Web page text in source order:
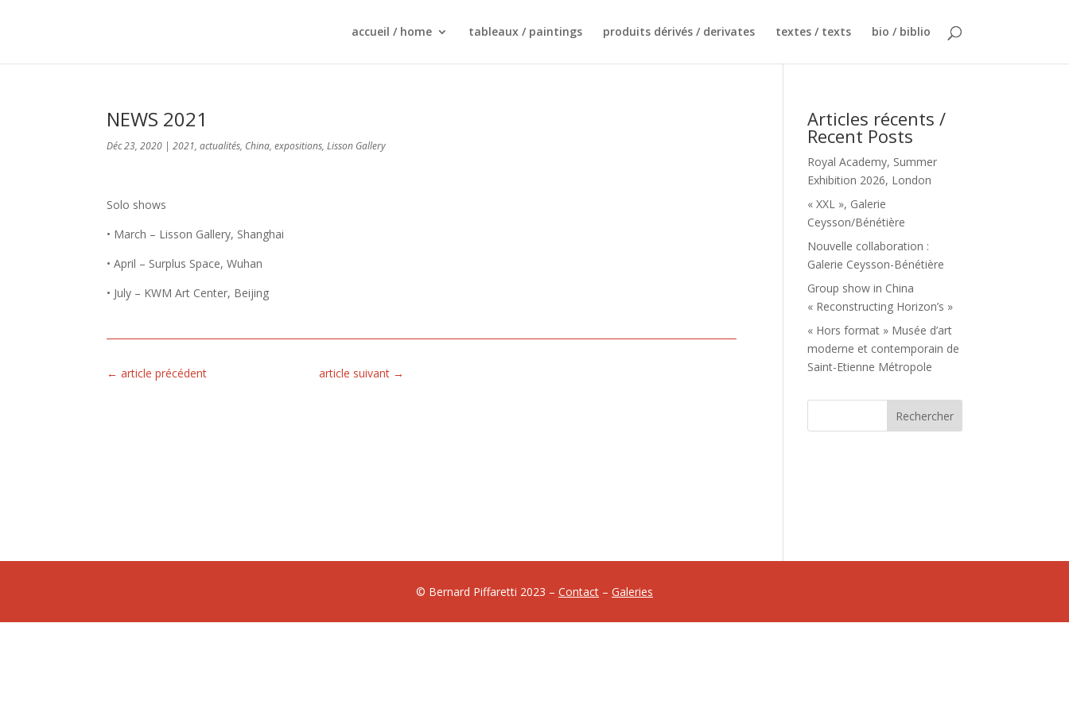
accueil / home tableaux / paintings produits dérivés / derivates textes / texts bio / biblio
NEWS 2021
Déc 23, 2020 |2021,actualités, China,expositions,Lisson Gallery
Solo shows
• March – Lisson Gallery, Shanghai
• April – Surplus Space, Wuhan
• July – KWM Art Center, Beijing
←article précédent article suivant →
Articles récents /
Recent Posts
Royal Academy, Summer
Exhibition 2026, London
« XXL », Galerie
Ceysson/Bénétière
Nouvelle collaboration :
Galerie Ceysson-Bénétière
Group show in China
« Reconstructing Horizon’s »
« Hors format » Musée d’art
moderne et contemporain de
Saint-Etienne Métropole
Rechercher
© Bernard Piffaretti 2023 – Contact – Galeries